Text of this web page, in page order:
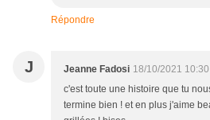
Répondre
J Jeanne Fadosi 18/10/2021 10:30
c'est toute une histoire que tu
termine bien ! et en plus j'aime